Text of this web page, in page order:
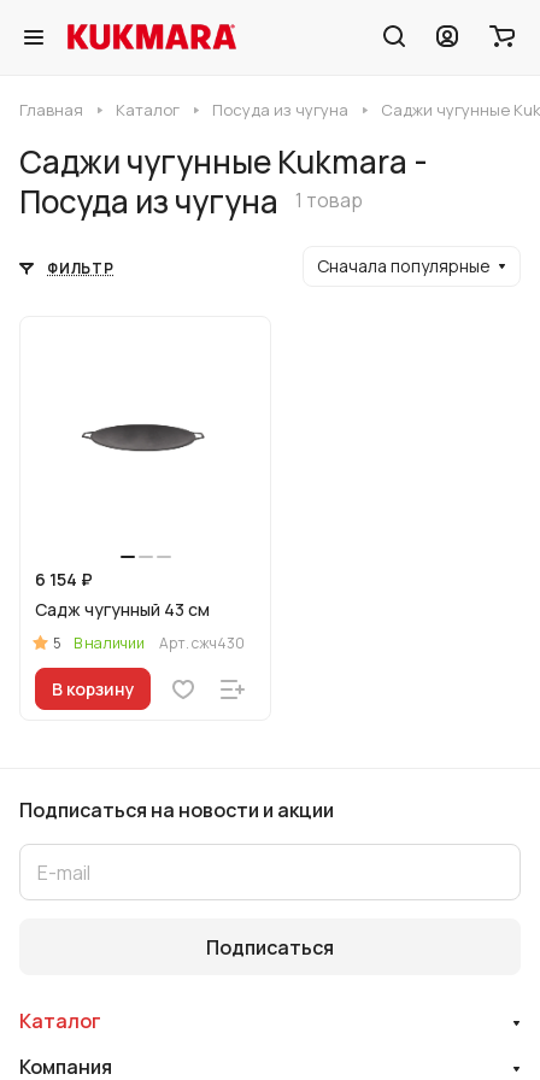
Главная Каталог Посуда из чугуна Саджи чугунные
Саджи чугунные Kukmara -
Посуда из чугуна
1 товар
ФИЛЬТР Сначала популярные
6 154 ₽
Садж чугунный 43 см
5 В наличии Арт.сжч430
В корзину
Подписаться на новости и акции
Подписаться
Каталог
Компания